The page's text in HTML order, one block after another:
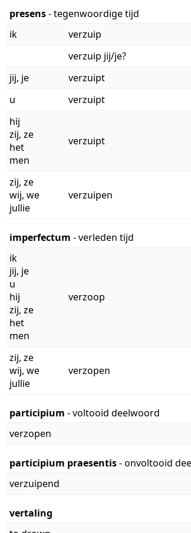
presens- tegenwoordige tijd
ik
verzuip
verzuip jij/je?
jij, je
verzuipt
u
verzuipt
hij
zij, ze
het
men
verzuipt
zij, ze
wij, we
jullie
verzuipen
imperfectum - verleden tijd
ik
jij, je
u
hij
zij, ze
het
men
verzoop
zij, ze
wij, we
jullie
verzopen
participium - voltooid deelwoord
verzopen
participium praesentis- onvoltooid
verzuipend
vertaling